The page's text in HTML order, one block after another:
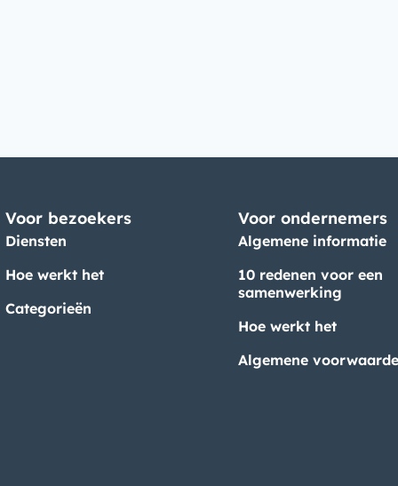
Voor bezoekers
Diensten
Hoe werkt het
Categorieën
Voor ondernemers
Algemene informatie
10 redenen voor een
samenwerking
Hoe werkt het
Algemene